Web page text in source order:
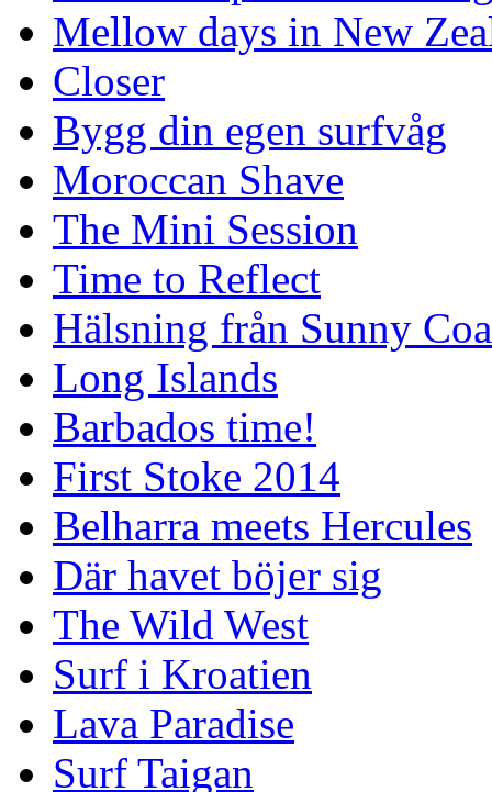
Mellow days in New
Closer
Bygg din egen surfvåg
Moroccan Shave
The Mini Session
Time to Reflect
Hälsning från Sunny
Long Islands
Barbados time!
First Stoke 2014
Belharra meets Hercules
Där havet böjer sig
The Wild West
Surf i Kroatien
Lava Paradise
Surf Taigan